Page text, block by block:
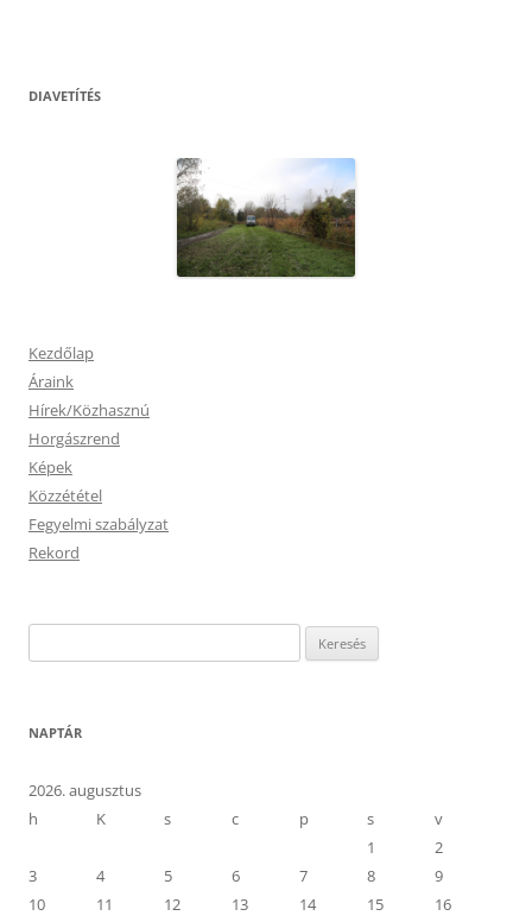
DIAVETÍTÉS
Kezdőlap
Áraink
Hírek/Közhasznú
Horgászrend
Képek
Közzététel
Fegyelmi szabályzat
Rekord
NAPTÁR
2026. augusztus
h
K s c p s
v
1
2
3
4 5 6 7 8
9
10
11 12 13 14 15 16